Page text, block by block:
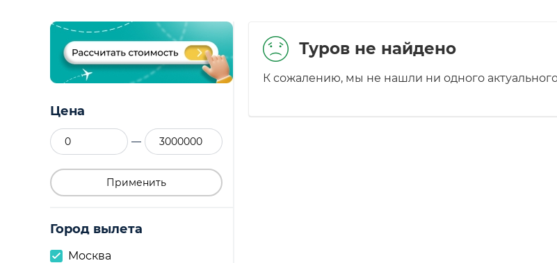
Цена
—
Применить
Город вылета
Москва
Туров не найдено
К сожалению, мы не нашли ни одного